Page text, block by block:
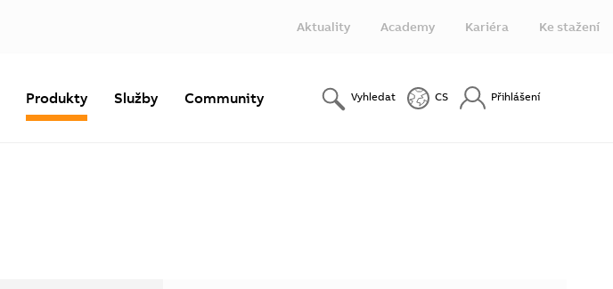
Aktuality Academy Kariéra Ke stažení
Produkty Služby Community Vyhledat CS Přihlášení